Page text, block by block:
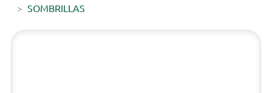
SOMBRILLAS